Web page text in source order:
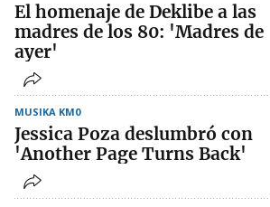
El homenaje de Deklibe a las
madres de los 80: 'Madres de
ayer'
MUSIKA KM0
Jessica Poza deslumbró con
'Another Page Turns Back'